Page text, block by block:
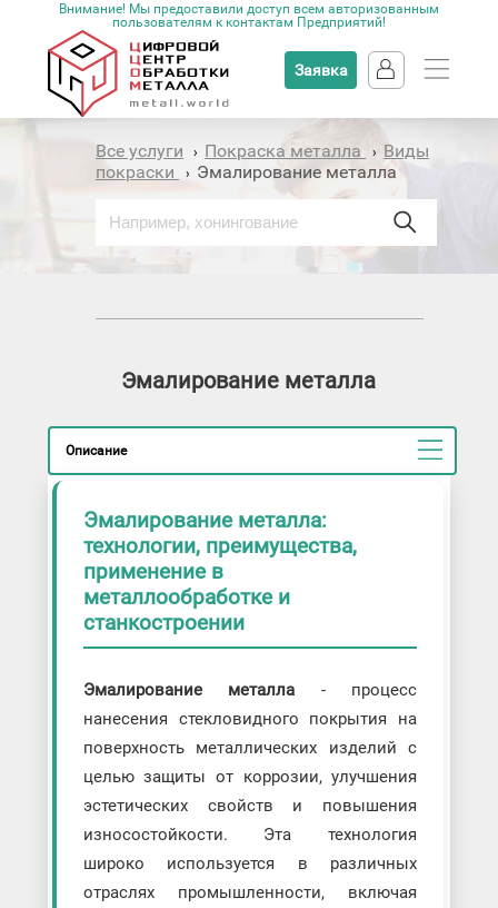
Внимание! Мы предоставили доступ всем авторизованным
пользователям к контактам Предприятий!
Заявка
Все услуги › Покраска металла › Виды
покраски
› Эмалирование металла
Эмалирование металла
Описание
Эмалирование металла:
технологии, преимущества,
применение в
металлообработке и
станкостроении
Эмалирование металла - процесс
нанесения стекловидного покрытия на
поверхность металлических изделий с
целью защиты от коррозии, улучшения
эстетических свойств и повышения
износостойкости. Эта технология
широко используется в различных
отраслях промышленности, включая